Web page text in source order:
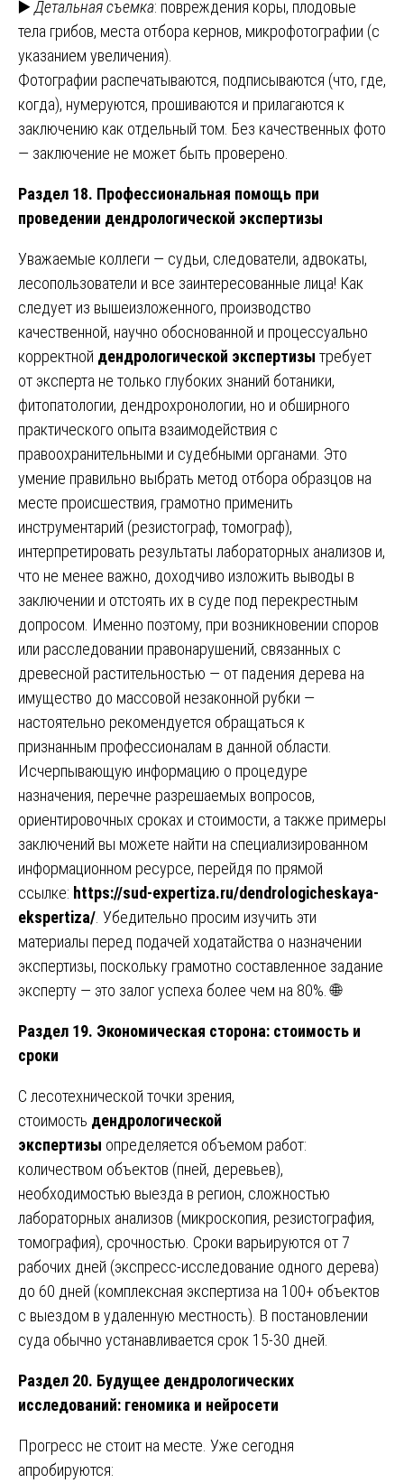
▶️ Детальная съемка: повреждения коры, плодовые
тела грибов, места отбора кернов, микрофотографии (с
указанием увеличения).
Фотографии распечатываются, подписываются (что, где,
когда), нумеруются, прошиваются и прилагаются к
заключению как отдельный том. Без качественных фото
— заключение не может быть проверено.
Раздел 18. Профессиональная помощь при
проведении дендрологической экспертизы
Уважаемые коллеги — судьи, следователи, адвокаты,
лесопользователи и все заинтересованные лица! Как
следует из вышеизложенного, производство
качественной, научно обоснованной и процессуально
корректной дендрологической экспертизы требует
от эксперта не только глубоких знаний ботаники,
фитопатологии, дендрохронологии, но и обширного
практического опыта взаимодействия с
правоохранительными и судебными органами. Это
умение правильно выбрать метод отбора образцов на
месте происшествия, грамотно применить
инструментарий (резистограф, томограф),
интерпретировать результаты лабораторных анализов и,
что не менее важно, доходчиво изложить выводы в
заключении и отстоять их в суде под перекрестным
допросом. Именно поэтому, при возникновении споров
или расследовании правонарушений, связанных с
древесной растительностью — от падения дерева на
имущество до массовой незаконной рубки —
настоятельно рекомендуется обращаться к
признанным профессионалам в данной области.
Исчерпывающую информацию о процедуре
назначения, перечне разрешаемых вопросов,
ориентировочных сроках и стоимости, а также примеры
заключений вы можете найти на специализированном
информационном ресурсе, перейдя по прямой
ссылке: https://sud-expertiza.ru/dendrologicheskaya-
ekspertiza/ . Убедительно просим изучить эти
материалы перед подачей ходатайства о назначении
экспертизы, поскольку грамотно составленное задание
эксперту — это залог успеха более чем на 80%. 🌐
Раздел 19. Экономическая сторона: стоимость и
сроки
С лесотехнической точки зрения,
стоимость дендрологической
экспертизы определяется объемом работ:
количеством объектов (пней, деревьев),
необходимостью выезда в регион, сложностью
лабораторных анализов (микроскопия, резистография,
томография), срочностью. Сроки варьируются от 7
рабочих дней (экспресс-исследование одного дерева)
до 60 дней (комплексная экспертиза на 100+ объектов
с выездом в удаленную местность). В постановлении
суда обычно устанавливается срок 15-30 дней.
Раздел 20. Будущее дендрологических
исследований: геномика и нейросети
Прогресс не стоит на месте. Уже сегодня
апробируются: